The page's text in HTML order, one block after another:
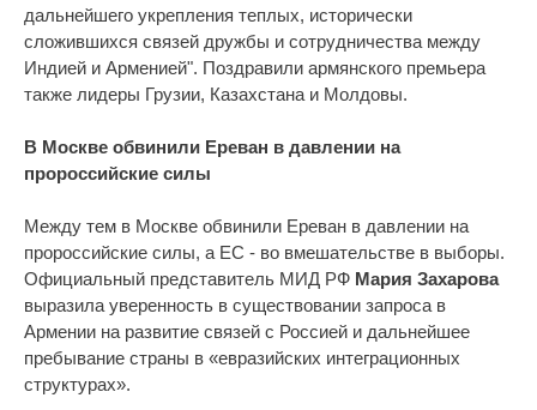
дальнейшего укрепления теплых, исторически
сложившихся связей дружбы и сотрудничества между
Индией и Арменией". Поздравили армянского премьера
также лидеры Грузии, Казахстана и Молдовы.
В Москве обвинили Ереван в давлении на
пророссийские силы
Между тем в Москве обвинили Ереван в давлении на
пророссийские силы, а ЕС - во вмешательстве в выборы.
Официальный представитель МИД РФ Мария Захарова
выразила уверенность в существовании запроса в
Армении на развитие связей с Россией и дальнейшее
пребывание страны в «евразийских интеграционных
структурах».